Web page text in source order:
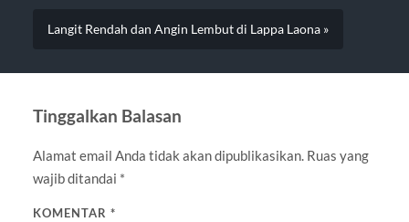
Langit Rendah dan Angin Lembut di Lappa Laona »
Tinggalkan Balasan
Alamat email Anda tidak akan dipublikasikan. Ruas yang
wajib ditandai *
KOMENTAR *